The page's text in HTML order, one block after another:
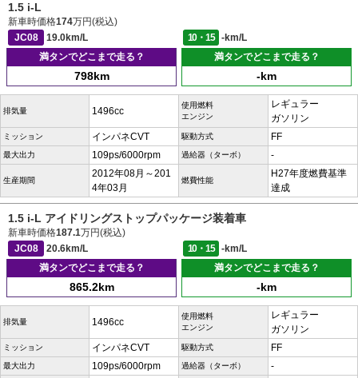
1.5 i-L
新車時価格174万円(税込)
JC08
19.0km/L 10・15
-km/L
満タンでどこまで走る？
798km
満タンでどこまで走る？
-km
排気量 1496cc
使用燃料
エンジン
レギュラー
ガソリン
ミッション インパネCVT 駆動方式 FF
最大出力 109ps/6000rpm 過給器（ターボ） -
生産期間
2012年08月～201
4年03月
燃費性能
H27年度燃費基準
達成
1.5 i-L アイドリングストップパッケージ装着車
新車時価格187.1万円(税込)
JC08
20.6km/L 10・15
-km/L
満タンでどこまで走る？
865.2km
満タンでどこまで走る？
-km
排気量 1496cc
使用燃料
エンジン
レギュラー
ガソリン
ミッション インパネCVT 駆動方式 FF
最大出力 109ps/6000rpm 過給器（ターボ） -